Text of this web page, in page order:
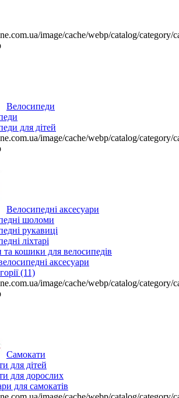
image/cache/webp/catalog/category/
Велосипеди
для дітей
image/cache/webp/catalog/category/
Велосипедні аксесуари
шоломи
рукавиці
ліхтарі
кошики для велосипедів
аксесуари
(11)
image/cache/webp/catalog/category/
Самокати
для дітей
для дорослих
для самокатів